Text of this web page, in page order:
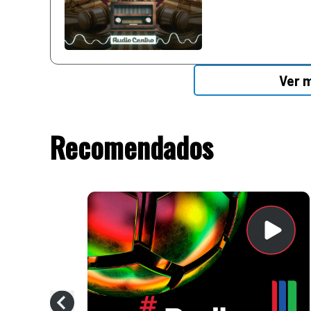
Ver
Recomendados